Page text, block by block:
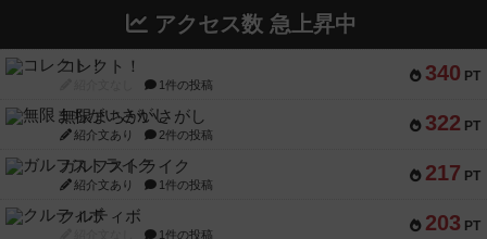
アクセス数 急上昇中
340 PT
コレクト！
1件の投稿
322 PT
無限まちがいさがし
紹介文あり 2件の投稿
217 PT
ガルフストライク
紹介文あり 1件の投稿
203 PT
クルティボ
1件の投稿